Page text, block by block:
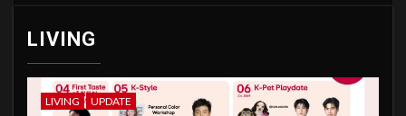
LIVING
LIVING UPDATE